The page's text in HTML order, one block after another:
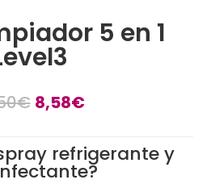
5 en 1
€ 8,58€
refrigerante y